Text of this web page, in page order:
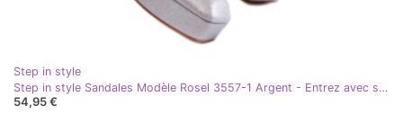
Step in style
Step in style Sandales Modèle Rosel 3557-1 Argent - Entrez avec style gris
54,95 €